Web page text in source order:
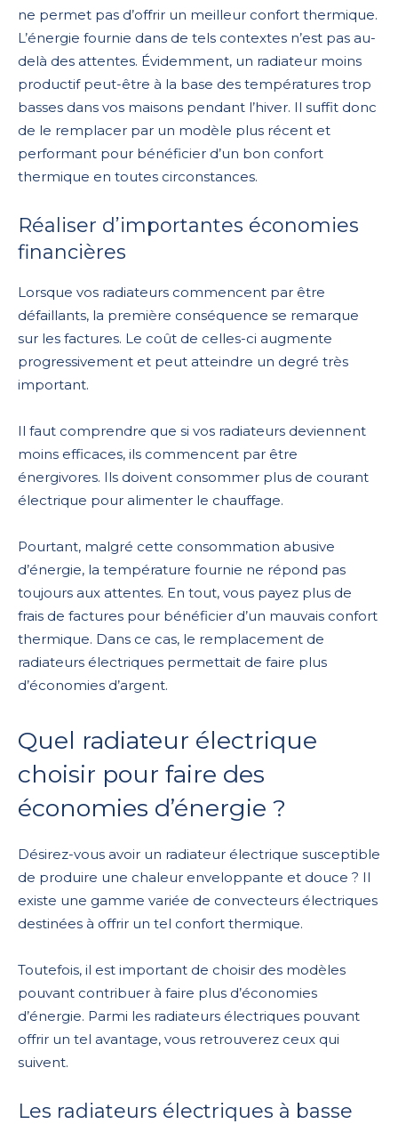
ne permet pas d’offrir un meilleur confort thermique.
L’énergie fournie dans de tels contextes n’est pas au-
delà des attentes. Évidemment, un radiateur moins
productif peut-être à la base des températures trop
basses dans vos maisons pendant l’hiver. Il suffit donc
de le remplacer par un modèle plus récent et
performant pour bénéficier d’un bon confort
thermique en toutes circonstances.
Réaliser d’importantes économies
financières
Lorsque vos radiateurs commencent par être
défaillants, la première conséquence se remarque
sur les factures. Le coût de celles-ci augmente
progressivement et peut atteindre un degré très
important.
Il faut comprendre que si vos radiateurs deviennent
moins efficaces, ils commencent par être
énergivores. Ils doivent consommer plus de courant
électrique pour alimenter le chauffage.
Pourtant, malgré cette consommation abusive
d’énergie, la température fournie ne répond pas
toujours aux attentes. En tout, vous payez plus de
frais de factures pour bénéficier d’un mauvais confort
thermique. Dans ce cas, le remplacement de
radiateurs électriques permettait de faire plus
d’économies d’argent.
Quel radiateur électrique
choisir pour faire des
économies d’énergie ?
Désirez-vous avoir un radiateur électrique susceptible
de produire une chaleur enveloppante et douce ? Il
existe une gamme variée de convecteurs électriques
destinées à offrir un tel confort thermique.
Toutefois, il est important de choisir des modèles
pouvant contribuer à faire plus d’économies
d’énergie. Parmi les radiateurs électriques pouvant
offrir un tel avantage, vous retrouverez ceux qui
suivent.
Les radiateurs électriques à basse